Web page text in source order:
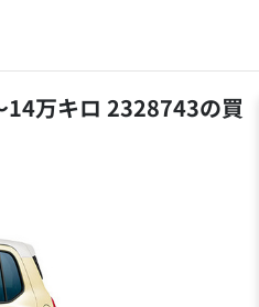
万キロ 2328743の買